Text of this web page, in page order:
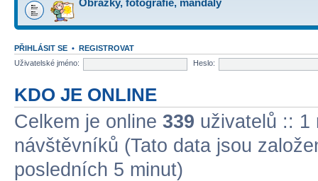
PŘIHLÁSIT SE • REGISTROVAT
Uživatelské jméno:
Heslo:
KDO JE ONLINE
Celkem je online 339 uživatelů :: 1
návštěvníků (Tato data jsou
posledních 5 minut)